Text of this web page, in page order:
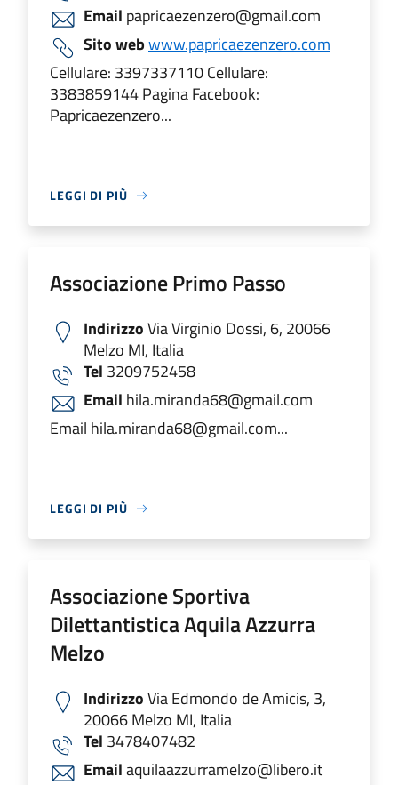
Email papricaezenzero@gmail.com
Sito webwww.papricaezenzero.com
Cellulare: 3397337110 Cellulare:
3383859144 Pagina Facebook:
Papricaezenzero...
LEGGI DI PIÙ
Associazione Primo Passo
IndirizzoVia Virginio Dossi, 6, 20066
Melzo MI, Italia
Tel 3209752458
Email hila.miranda68@gmail.com
Email hila.miranda68@gmail.com...
LEGGI DI PIÙ
Associazione Sportiva
Dilettantistica Aquila Azzurra
Melzo
IndirizzoVia Edmondo de Amicis, 3,
20066 Melzo MI, Italia
Tel 3478407482
Emailaquilaazzurramelzo@libero.it